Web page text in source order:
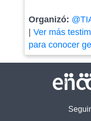
Organizó:
Ver más
para conocer